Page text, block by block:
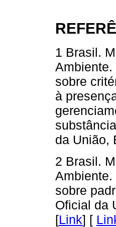
1 Brasil.
Ambiente.
sobre
à
da União,
2 Brasil.
Ambiente.
sobre
Oficial da
[Link] [